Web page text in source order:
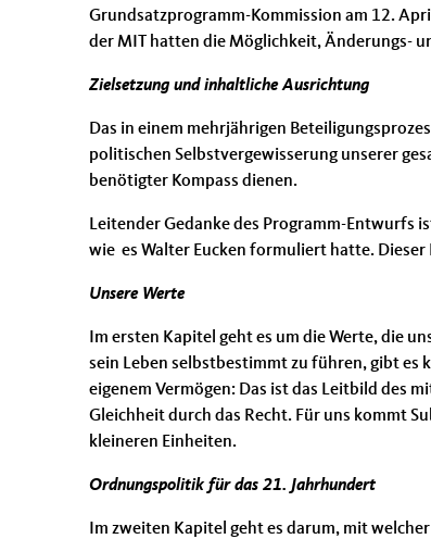
Grundsatzprogramm-Kommission am 12.
der MIT hatten die Möglichkeit, Änderungs-
Zielsetzung und inhaltliche Ausrichtung
Das in einem mehrjährigen
politischen Selbstvergewisserung unserer
benötigter Kompass dienen.
Leitender Gedanke des Programm-Entwurfs
wie es Walter Eucken formuliert hatte. Dieser
Unsere Werte
Im ersten Kapitel geht es um die Werte, die
sein Leben selbstbestimmt zu führen, gibt
eigenem Vermögen: Das ist das Leitbild des
Gleichheit durch das Recht. Für uns kommt
kleineren Einheiten.
Ordnungspolitik für das 21. Jahrhundert
Im zweiten Kapitel geht es darum, mit